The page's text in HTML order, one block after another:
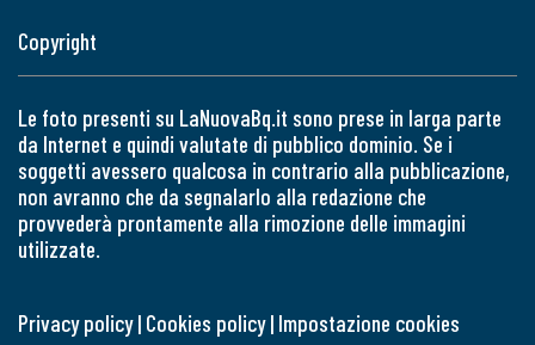
Copyright
Le foto presenti su LaNuovaBq.it sono prese in larga parte
da Internet e quindi valutate di pubblico dominio. Se i
soggetti avessero qualcosa in contrario alla pubblicazione,
non avranno che da segnalarlo alla redazione che
provvederà prontamente alla rimozione delle immagini
utilizzate.
Privacy policy| Cookies policy| Impostazione cookies